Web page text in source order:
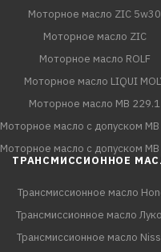
Моторное масло ZIC 5w30
Моторное масло ZIC
Моторное масло ROLF
Моторное масло LIQUI
Моторное масло MB 229.1
Моторное масло с допуском
Моторное масло с допуском
ТРАНСМИССИОННОЕ
Трансмиссионное масло
Трансмиссионное масло
Трансмиссионное масло